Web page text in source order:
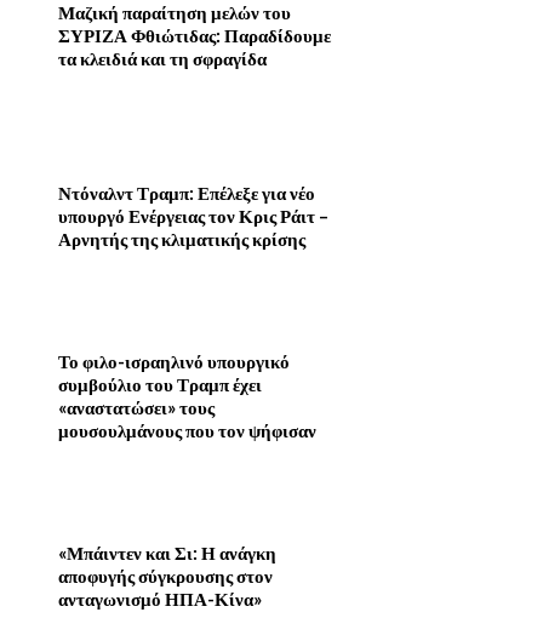
Μαζική παραίτηση μελών του
ΣΥΡΙΖΑ Φθιώτιδας: Παραδίδουμε
τα κλειδιά και τη σφραγίδα
Ντόναλντ Τραμπ: Επέλεξε για νέο
υπουργό Ενέργειας τον Κρις Ράιτ –
Αρνητής της κλιματικής κρίσης
Το φιλο-ισραηλινό υπουργικό
συμβούλιο του Τραμπ έχει
«αναστατώσει» τους
μουσουλμάνους που τον ψήφισαν
«Μπάιντεν και Σι: Η ανάγκη
αποφυγής σύγκρουσης στον
ανταγωνισμό ΗΠΑ-Κίνα»